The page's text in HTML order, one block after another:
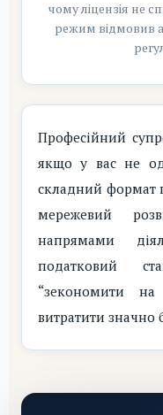
чому ліцензія не
режим відмовив
Професійний
якщо у вас не
складний формат
мережевий
напрямами
податковий
“зекономити на
витратити значно